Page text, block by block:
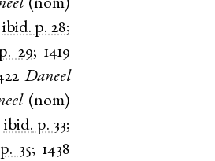
(nom)
ibid. p. 28;
p. 29; 1419
Daneel
(nom)
ibid. p. 33;
p. 35; 1438